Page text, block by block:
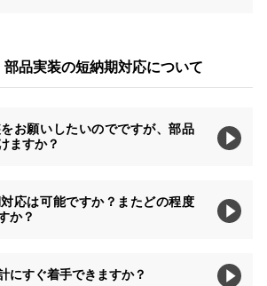
部品実装の短納期対応について
お願いしたいのでですが、部品
ますか？
応は可能ですか？またどの程度
か？
にすぐ着手できますか？